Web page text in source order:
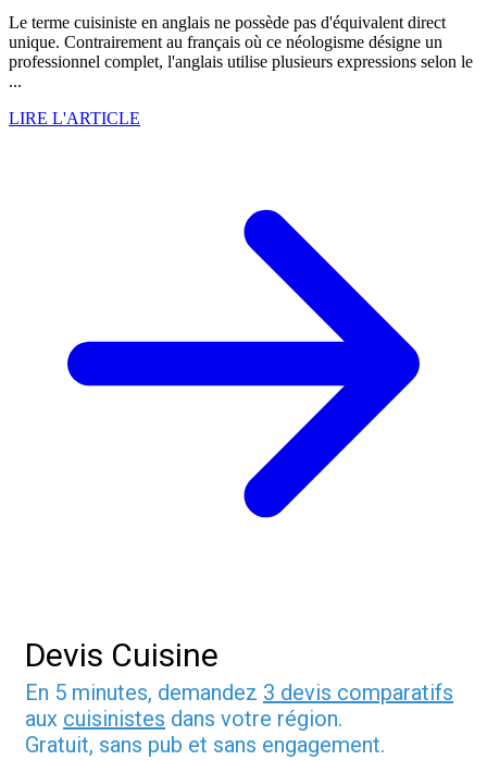
Le terme cuisiniste en anglais ne possède pas d'équivalent direct
unique. Contrairement au français où ce néologisme désigne un
professionnel complet, l'anglais utilise plusieurs expressions selon le
...
LIRE L'ARTICLE
Devis Cuisine
En 5 minutes, demandez 3 devis comparatifs
aux cuisinistes dans votre région.
Gratuit, sans pub et sans engagement.